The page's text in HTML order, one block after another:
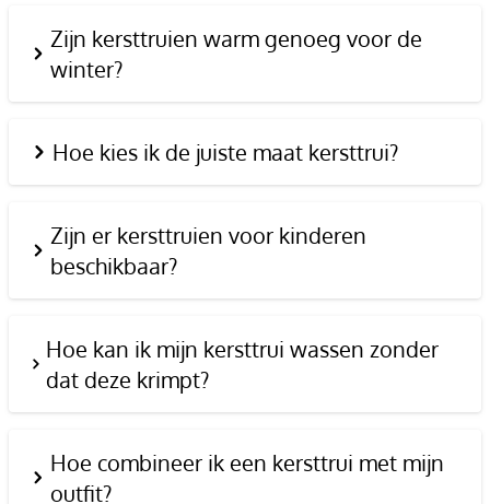
Zijn kersttruien warm genoeg voor de
winter?
Hoe kies ik de juiste maat kersttrui?
Zijn er kersttruien voor kinderen
beschikbaar?
Hoe kan ik mijn kersttrui wassen zonder
dat deze krimpt?
Hoe combineer ik een kersttrui met mijn
outfit?